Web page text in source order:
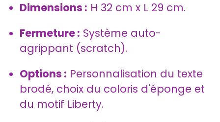
Dimensions : H 32 cm x L 29 cm.
Fermeture : Système auto-
agrippant (scratch).
Options : Personnalisation du texte
brodé, choix du coloris d'éponge et
du motif Liberty.